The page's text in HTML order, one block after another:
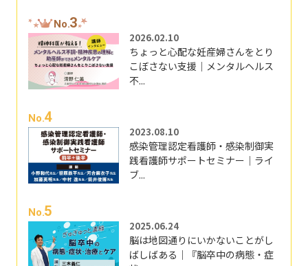
No.3
2026.02.10
ちょっと心配な妊産婦さんをとり
こぼさない支援｜メンタルヘルス
不...
No.4
2023.08.10
感染管理認定看護師・感染制御実
践看護師サポートセミナー｜ライ
ブ...
No.5
2025.06.24
脳は地図通りにいかないことがし
ばしばある｜『脳卒中の病態・症